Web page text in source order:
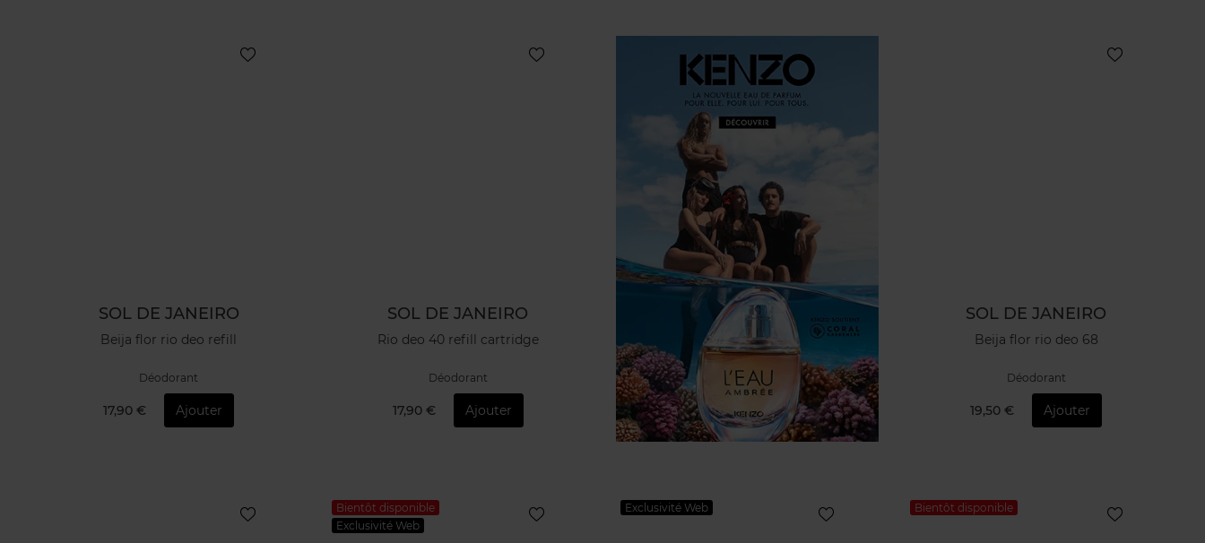
SOL DE JANEIRO
Beija flor rio deo refill
Déodorant
17,90 € Ajouter
SOL DE JANEIRO
Rio deo 40 refill cartridge
Déodorant
17,90 € Ajouter
SOL DE JANEIRO
Beija flor rio deo 68
Déodorant
19,50 € Ajouter
Bientôt disponible
Exclusivité Web
Exclusivité Web Bientôt disponible